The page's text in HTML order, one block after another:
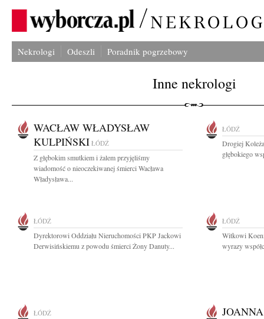
Nekrologi Odeszli Poradnik pogrzebowy
Inne nekrologi
WACŁAW WŁADYSŁAW
KULPIŃSKI ŁÓDŹ
Z głębokim smutkiem i żalem przyjęliśmy
wiadomość o nieoczekiwanej śmierci Wacława
Władysława...
ŁÓDŹ
Drogiej
głębokiego
ŁÓDŹ
Dyrektorowi Oddziału Nieruchomości PKP Jackowi
Derwisińskiemu z powodu śmierci Żony Danuty...
ŁÓDŹ
Witkowi
wyrazy
ŁÓDŹ